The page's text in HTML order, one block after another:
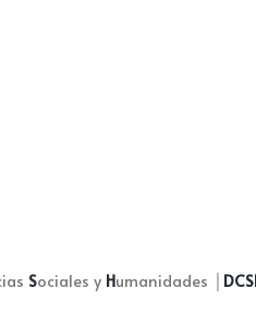
Sociales y Humanidades │